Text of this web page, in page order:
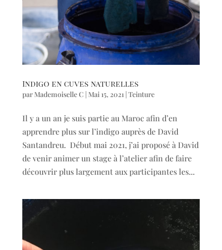
Indigo en cuves naturelles
par Mademoiselle C | Mai 15, 2021 | Teinture
Il y a un an je suis partie au Maroc afin d’en
apprendre plus sur l’indigo auprès de David
Santandreu. Début mai 2021, j’ai proposé à David
de venir animer un stage à l’atelier afin de faire
découvrir plus largement aux participantes les...